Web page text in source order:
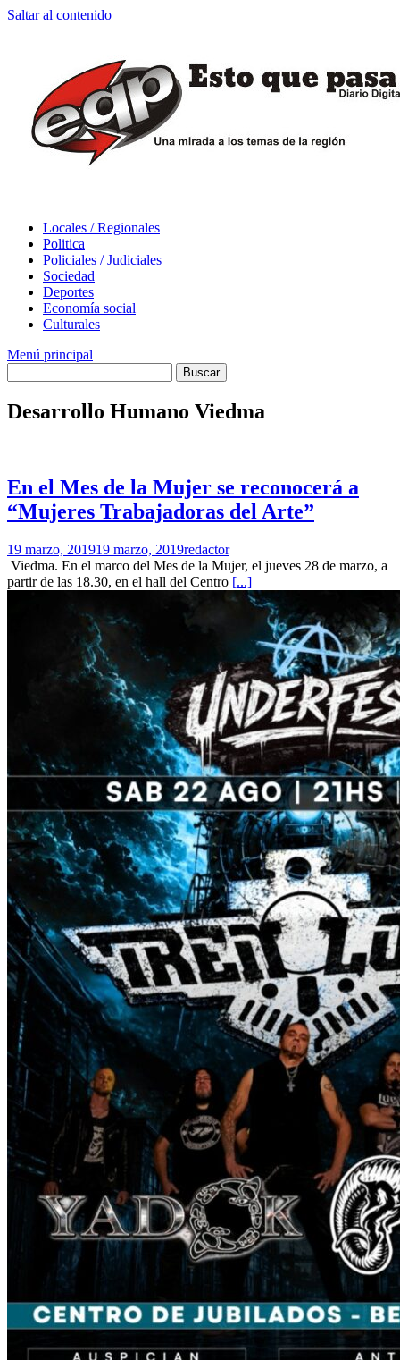
Saltar al contenido
Locales / Regionales
Politica
Policiales / Judiciales
Sociedad
Deportes
Economía social
Culturales
Menú principal
Desarrollo Humano Viedma
En el Mes de la Mujer se reconocerá a
“Mujeres Trabajadoras del Arte”
19 marzo, 201919 marzo, 2019redactor
Viedma. En el marco del Mes de la Mujer, el jueves 28 de marzo, a
partir de las 18.30, en el hall del Centro [...]